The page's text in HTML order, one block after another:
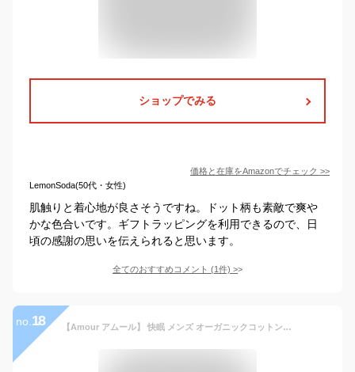
ショップでみる
価格と在庫をAmazonでチェック >>
LemonSoda(50代・女性)
肌触りと着心地が良さそうですね。ドット柄も素敵で爽や
かな色合いです。ギフトラッピングを利用できるので、日
頃の感謝の思いを伝えられると思います。
全てのおすすめコメント (1件) >
no. 18 【Amour アムール】 快眠 メンズ オーガニックコットン 無地 パンケーキ ニット パジャマ 秋 冬 ふわっと 綿100% あったか ギフト アトピー 日本製 高級 敬老の日 M/L グレー/アイボリー